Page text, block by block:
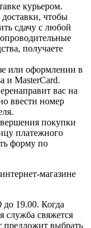
курьером.
чтобы
сдачу с любой
получаете
или оформлении в
и MasterCard.
вас на
ввести номер
покупки
платежного
форму по
магазине
до 19.00. Когда
служба свяжется
предложит выбрать